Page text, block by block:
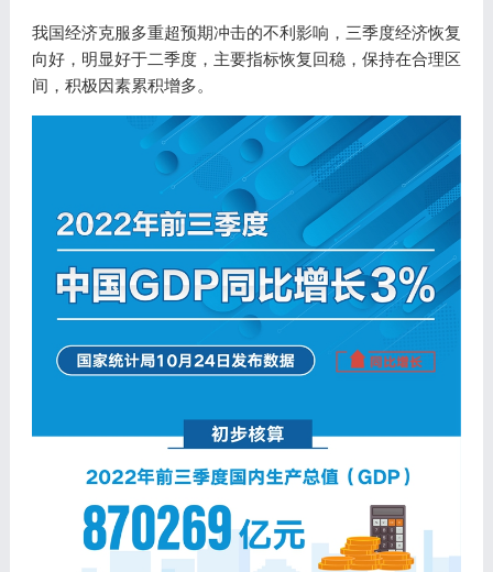
我国经济克服多重超预期冲击的不利影响，三季度经济恢复
向好，明显好于二季度，主要指标恢复回稳，保持在合理区
间，积极因素累积增多。